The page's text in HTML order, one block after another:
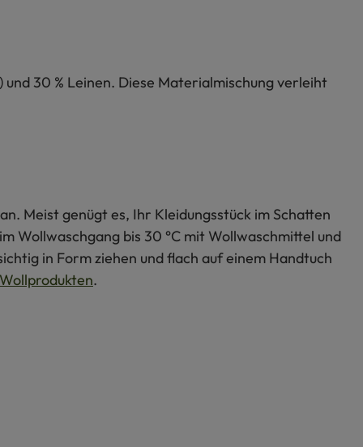
30 % Leinen. Diese Materialmischung verleiht
Meist genügt es, Ihr Kleidungsstück im Schatten
Wollwaschgang bis 30 °C mit Wollwaschmittel und
in Form ziehen und flach auf einem Handtuch
.